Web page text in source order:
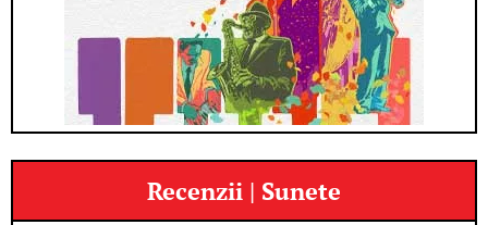
Recenzii | Sunete